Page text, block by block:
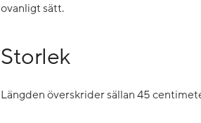
ovanligt sätt.
Storlek
Längden överskrider sällan 45